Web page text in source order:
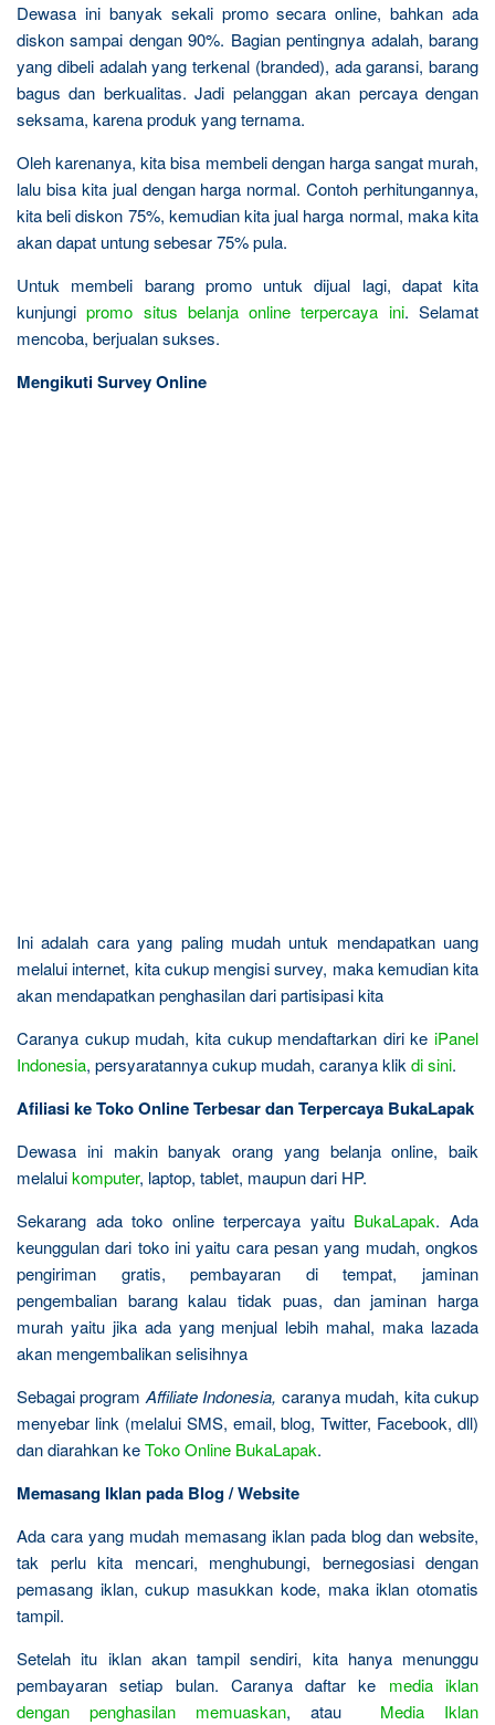
Dewasa ini banyak sekali promo secara online, bahkan ada
diskon sampai dengan 90%. Bagian pentingnya adalah, barang
yang dibeli adalah yang terkenal (branded), ada garansi, barang
bagus dan berkualitas. Jadi pelanggan akan percaya dengan
seksama, karena produk yang ternama.
Oleh karenanya, kita bisa membeli dengan harga sangat murah,
lalu bisa kita jual dengan harga normal. Contoh perhitungannya,
kita beli diskon 75%, kemudian kita jual harga normal, maka kita
akan dapat untung sebesar 75% pula.
Untuk membeli barang promo untuk dijual lagi, dapat kita
kunjungipromo situs belanja online terpercaya ini. Selamat
mencoba, berjualan sukses.
Mengikuti Survey Online
Ini adalah cara yang paling mudah untuk mendapatkan uang
melalui internet, kita cukup mengisi survey, maka kemudian kita
akan mendapatkan penghasilan dari partisipasi kita
Caranya cukup mudah, kita cukup mendaftarkan diri ke iPanel
Indonesia, persyaratannya cukup mudah, caranya klik di sini.
Afiliasi ke Toko Online Terbesar dan Terpercaya BukaLapak
Dewasa ini makin banyak orang yang belanja online, baik
melaluikomputer, laptop, tablet, maupun dari HP.
Sekarang ada toko online terpercaya yaitu BukaLapak. Ada
keunggulan dari toko ini yaitu cara pesan yang mudah, ongkos
pengiriman gratis, pembayaran di tempat, jaminan
pengembalian barang kalau tidak puas, dan jaminan harga
murah yaitu jika ada yang menjual lebih mahal, maka lazada
akan mengembalikan selisihnya
Sebagai program Affiliate Indonesia, caranya mudah, kita cukup
menyebar link (melalui SMS, email, blog, Twitter, Facebook, dll)
dan diarahkan keToko Online BukaLapak.
Memasang Iklan pada Blog / Website
Ada cara yang mudah memasang iklan pada blog dan website,
tak perlu kita mencari, menghubungi, bernegosiasi dengan
pemasang iklan, cukup masukkan kode, maka iklan otomatis
tampil.
Setelah itu iklan akan tampil sendiri, kita hanya menunggu
pembayaran setiap bulan. Caranya daftar ke media iklan
dengan penghasilan memuaskan, atau Media Iklan